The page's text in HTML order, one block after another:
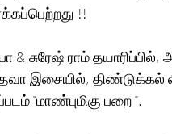
!!
& சுரேஷ் ராம்
இசையில், திண்டுக்கல்
"மாண்புமிகு பறை ".